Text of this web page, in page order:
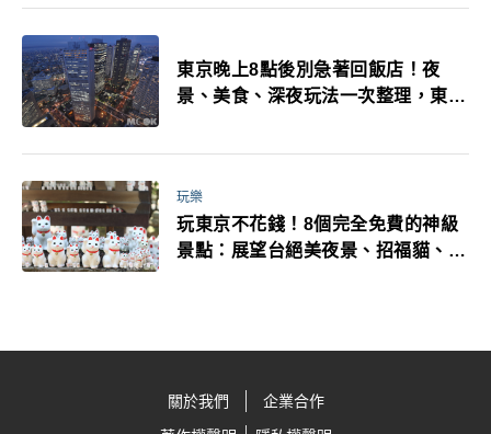
東京晚上8點後別急著回飯店！夜
景、美食、深夜玩法一次整理，東京
玩樂
玩東京不花錢！8個完全免費的神級
景點：展望台絕美夜景、招福貓、皇
關於我們
企業合作